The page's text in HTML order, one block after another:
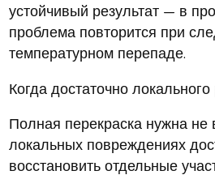
устойчивый результат — в
проблема повторится при
температурном перепаде.
Когда достаточно
Полная перекраска нужна не
локальных повреждениях
восстановить отдельные